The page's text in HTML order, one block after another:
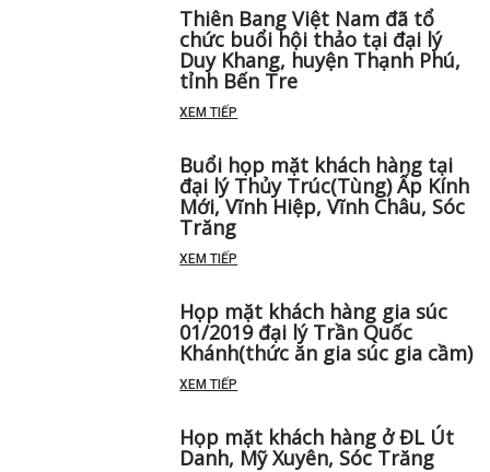
Thiên Bang Việt Nam đã tổ
chức buổi hội thảo tại đại lý
Duy Khang, huyện Thạnh Phú,
tỉnh Bến Tre
XEM TIẾP
Buổi họp mặt khách hàng tại
đại lý Thủy Trúc(Tùng) Ấp Kính
Mới, Vĩnh Hiệp, Vĩnh Châu, Sóc
Trăng
XEM TIẾP
Họp mặt khách hàng gia súc
01/2019 đại lý Trần Quốc
Khánh(thức ăn gia súc gia cầm)
XEM TIẾP
Họp mặt khách hàng ở ĐL Út
Danh, Mỹ Xuyên, Sóc Trăng